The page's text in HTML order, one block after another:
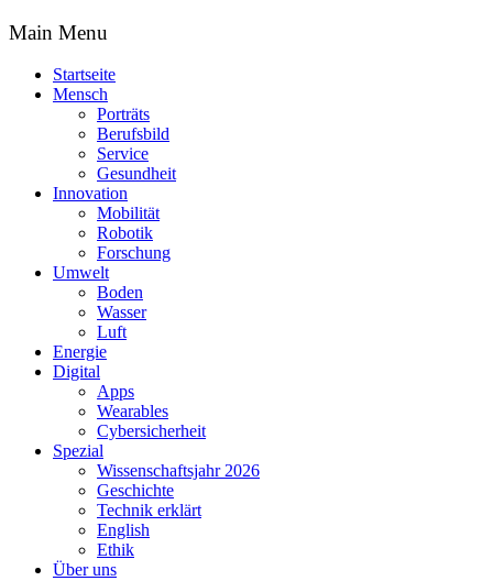
Main Menu
Startseite
Mensch
Porträts
Berufsbild
Service
Gesundheit
Innovation
Mobilität
Robotik
Forschung
Umwelt
Boden
Wasser
Luft
Energie
Digital
Apps
Wearables
Cybersicherheit
Spezial
Wissenschaftsjahr 2026
Geschichte
Technik erklärt
English
Ethik
Über uns